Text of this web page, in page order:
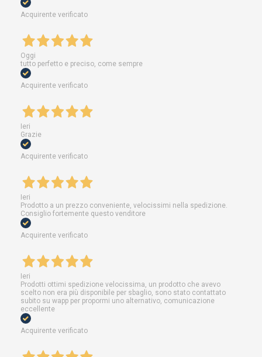
Acquirente verificato
Oggi
tutto perfetto e preciso, come sempre
Acquirente verificato
Ieri
Grazie
Acquirente verificato
Ieri
Prodotto a un prezzo conveniente, velocissimi nella spedizione.
Consiglio fortemente questo venditore
Acquirente verificato
Ieri
Prodotti ottimi spedizione velocissima, un prodotto che avevo
scelto non era più disponibile per sbaglio, sono stato contattato
subito su wapp per propormi uno alternativo, comunicazione
eccellente
Acquirente verificato